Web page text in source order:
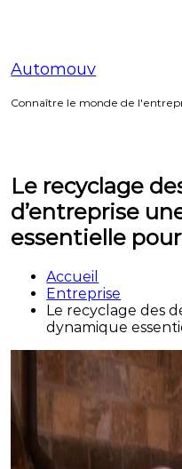
Automouv
Connaître le monde de
Le recyclage
d’entreprise
essentielle
Accueil
Entreprise
Le recyclage des
dynamique